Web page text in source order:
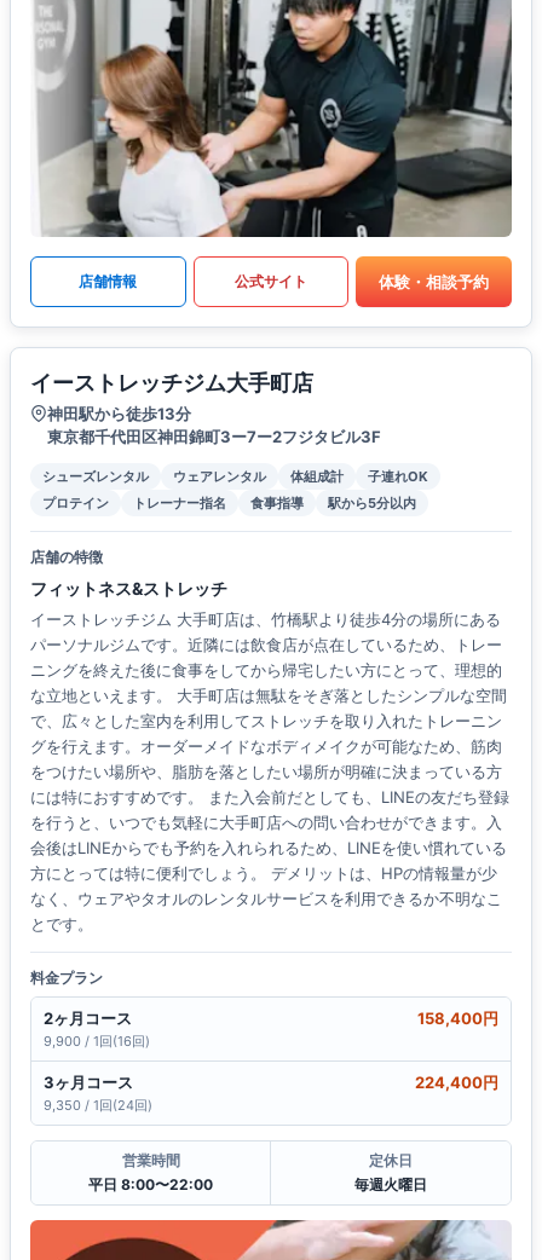
店舗情報 公式サイト 体験・相談予約
イーストレッチジム大手町店
神田駅から徒歩13分
東京都千代田区神田錦町3ー7ー2フジタビル3F
シューズレンタル ウェアレンタル 体組成計
子連れOK
プロテイン
トレーナー指名 食事指導 駅から5分以内
店舗の特徴
フィットネス&ストレッチ
イーストレッチジム 大手町店は、竹橋駅より徒歩4分の場所にある
パーソナルジムです。近隣には飲食店が点在しているため、トレー
ニングを終えた後に食事をしてから帰宅したい方にとって、理想的
な立地といえます。 大手町店は無駄をそぎ落としたシンプルな空間
で、広々とした室内を利用してストレッチを取り入れたトレーニン
グを行えます。オーダーメイドなボディメイクが可能なため、筋肉
をつけたい場所や、脂肪を落としたい場所が明確に決まっている方
には特におすすめです。 また入会前だとしても、LINEの友だち登録
を行うと、いつでも気軽に大手町店への問い合わせができます。入
会後はLINEからでも予約を入れられるため、LINEを使い慣れている
方にとっては特に便利でしょう。 デメリットは、HPの情報量が少
なく、ウェアやタオルのレンタルサービスを利用できるか不明なこ
とです。
料金プラン
2ヶ月コース 158,400円
9,900 / 1回(16回)
3ヶ月コース 224,400円
9,350 / 1回(24回)
営業時間
平日 8:00〜22:00
定休日
毎週火曜日